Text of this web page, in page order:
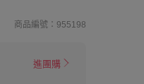
商品編號：955198
進團購